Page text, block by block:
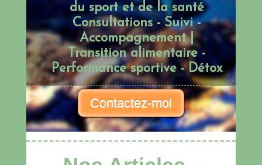
du sport et de la santé
Consultations - Suivi -
Accompagnement |
Transition alimentaire -
Performance sportive - Détox
Contactez-moi